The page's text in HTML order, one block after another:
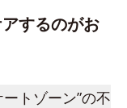
するのがお
トゾーン”の不